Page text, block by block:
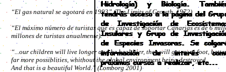
“El gas natural se agotará en 1993” (The Limits of Growth, 1972)
“El máximo número de turistas que es capaz de soportar Canarias es de 6
millones de turistas anualmente).
“...our children will live longer and be healthier, they will get more foot,
far more possiblities, whithout the global environment being destroyed.
And that is a beautiful World.” (Lomborg 2001)